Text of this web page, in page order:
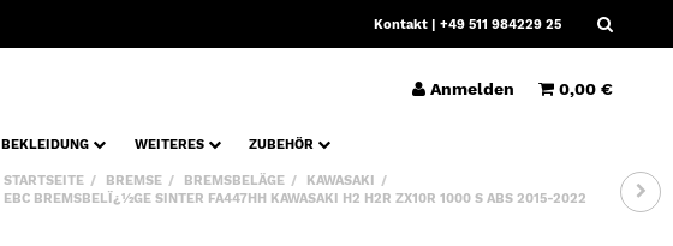
Kontakt | +49 511 984229 25
Anmelden 0,00 €
BEKLEIDUNG WEITERES ZUBEHÖR
STARTSEITE BREMSE BREMSBELÄGE
KAWASAKI
EBC BREMSBELÏ¿½GE SINTER FA447HH KAWASAKI H2 H2R ZX10R 1000 S ABS 2015-2022